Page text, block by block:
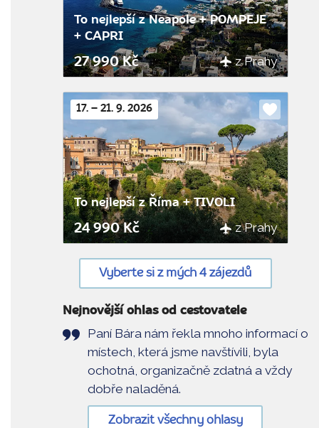
To nejlepší z Neapole + POMPEJE
+ CAPRI
27 990 Kč z Prahy
17. – 21. 9. 2026
Do
oblíbených
To nejlepší z Říma + TIVOLI
24 990 Kč z Prahy
Vyberte si z mých 4 zájezdů
Nejnovější ohlas od cestovatele
Paní Bára nám řekla mnoho informací o
místech, která jsme navštívili, byla
ochotná, organizačně zdatná a vždy
dobře naladěná.
Zobrazit všechny ohlasy